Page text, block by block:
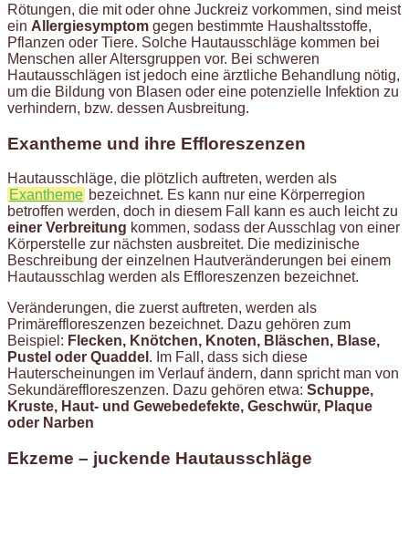
Rötungen, die mit oder ohne Juckreiz vorkommen, sind meist
ein Allergiesymptom gegen bestimmte Haushaltsstoffe,
Pflanzen oder Tiere. Solche Hautausschläge kommen bei
Menschen aller Altersgruppen vor. Bei schweren
Hautausschlägen ist jedoch eine ärztliche Behandlung nötig,
um die Bildung von Blasen oder eine potenzielle Infektion zu
verhindern, bzw. dessen Ausbreitung.
Exantheme und ihre Effloreszenzen
Hautausschläge, die plötzlich auftreten, werden als
Exantheme bezeichnet. Es kann nur eine Körperregion
betroffen werden, doch in diesem Fall kann es auch leicht zu
einer Verbreitung kommen, sodass der Ausschlag von einer
Körperstelle zur nächsten ausbreitet. Die medizinische
Beschreibung der einzelnen Hautveränderungen bei einem
Hautausschlag werden als Effloreszenzen bezeichnet.
Veränderungen, die zuerst auftreten, werden als
Primäreffloreszenzen bezeichnet. Dazu gehören zum
Beispiel: Flecken, Knötchen, Knoten, Bläschen, Blase,
Pustel oder Quaddel . Im Fall, dass sich diese
Hauterscheinungen im Verlauf ändern, dann spricht man von
Sekundäreffloreszenzen. Dazu gehören etwa: Schuppe,
Kruste, Haut- und Gewebedefekte, Geschwür, Plaque
oder Narben
Ekzeme – juckende Hautausschläge